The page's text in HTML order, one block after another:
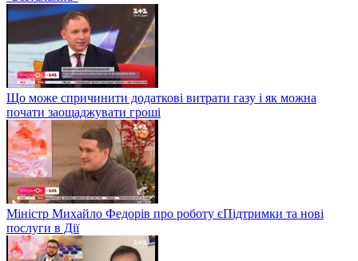
Що може спричинити додаткові витрати газу і як можна
почати заощаджувати гроші
Міністр Михайло Федорів про роботу єПідтримки та нові
послуги в Дії